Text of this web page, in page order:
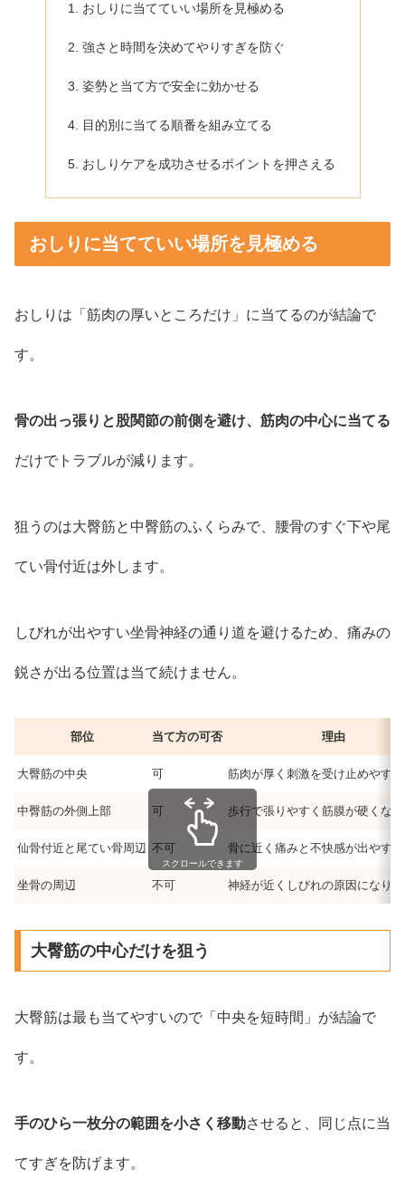
おしりに当てていい場所を見極める
強さと時間を決めてやりすぎを防ぐ
姿勢と当て方で安全に効かせる
目的別に当てる順番を組み立てる
おしりケアを成功させるポイントを押さえる
おしりに当てていい場所を見極める
おしりは「筋肉の厚いところだけ」に当てるのが結論で
す。
骨の出っ張りと股関節の前側を避け、筋肉の中心に当てる
だけでトラブルが減ります。
狙うのは大臀筋と中臀筋のふくらみで、腰骨のすぐ下や尾
てい骨付近は外します。
しびれが出やすい坐骨神経の通り道を避けるため、痛みの
鋭さが出る位置は当て続けません。
部位 当て方の可否 理由
大臀筋の中央 可 筋肉が厚く刺激を受け止めやすい
中臀筋の外側上部 可 歩行で張りやすく筋膜が硬くな
仙骨付近と尾てい骨周辺 不可 骨に近く痛みと不快感が出やすい
坐骨の周辺 不可 神経が近くしびれの原因になり
スクロールできます
大臀筋の中心だけを狙う
大臀筋は最も当てやすいので「中央を短時間」が結論で
す。
手のひら一枚分の範囲を小さく移動させると、同じ点に当
てすぎを防げます。